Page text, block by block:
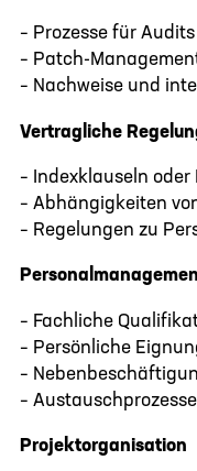
– Prozesse für
– Patch-
– Nachweise und
Vertragliche
– Indexklauseln
– Abhängigkeiten
– Regelungen zu
– Fachliche
– Persönliche
–
–
Projektorganisation